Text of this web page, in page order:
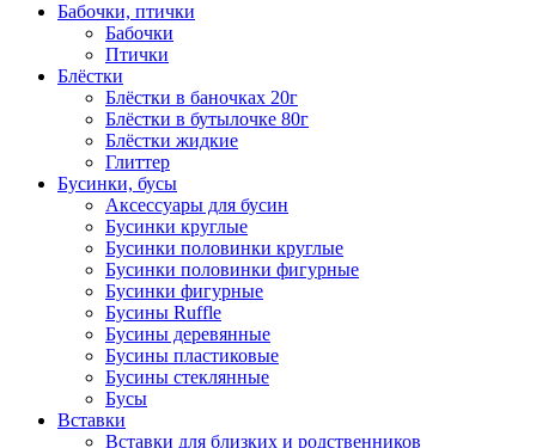
Бабочки, птички
Бабочки
Птички
Блёстки
Блёстки в баночках 20г
Блёстки в бутылочке 80г
Блёстки жидкие
Глиттер
Бусинки, бусы
Аксессуары для бусин
Бусинки круглые
Бусинки половинки круглые
Бусинки половинки фигурные
Бусинки фигурные
Бусины Ruffle
Бусины деревянные
Бусины пластиковые
Бусины стеклянные
Бусы
Вставки
Вставки для близких и родственников